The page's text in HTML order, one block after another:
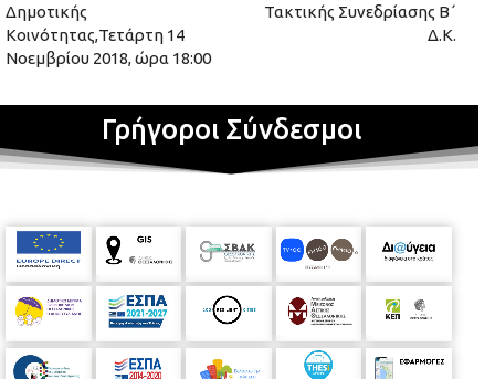
Δημοτικής
Κοινότητας,Τετάρτη 14
Νοεμβρίου 2018, ώρα 18:00
Τακτικής Συνεδρίασης Β΄
Δ.Κ.
Γρήγοροι Σύνδεσμοι